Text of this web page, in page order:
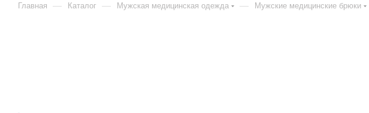
Главная — Каталог — Мужская медицинская одежда — Мужские медицинские брюки